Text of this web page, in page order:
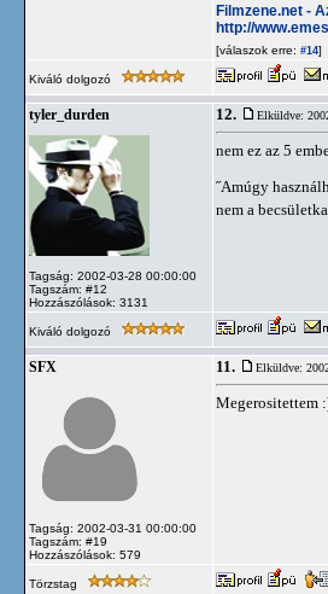
Filmzene.net -
http://
[válaszok erre: #14]
Kiváló dolgozó
tyler_durden
Tagság: 2002-03-28 00:00:00
Tagszám: #12
Hozzászólások: 3131
12. Elküldve:
nem ez az 5
˝Amúgy
nem a
Kiváló dolgozó
SFX
Tagság: 2002-03-31 00:00:00
Tagszám: #19
Hozzászólások: 579
11. Elküldve:
Megerositettem
Törzstag